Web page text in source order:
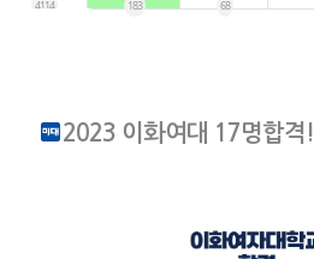
4114 183 68
2023 이화여대 17명합격!